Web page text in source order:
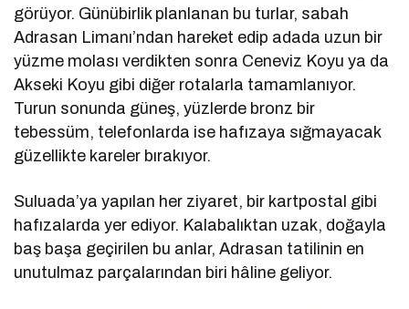
görüyor. Günübirlik planlanan bu turlar, sabah
Adrasan Limanı’ndan hareket edip adada uzun bir
yüzme molası verdikten sonra Ceneviz Koyu ya da
Akseki Koyu gibi diğer rotalarla tamamlanıyor.
Turun sonunda güneş, yüzlerde bronz bir
tebessüm, telefonlarda ise hafızaya sığmayacak
güzellikte kareler bırakıyor.
Suluada’ya yapılan her ziyaret, bir kartpostal gibi
hafızalarda yer ediyor. Kalabalıktan uzak, doğayla
baş başa geçirilen bu anlar, Adrasan tatilinin en
unutulmaz parçalarından biri hâline geliyor.